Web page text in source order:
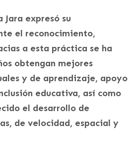
expresó su
el reconocimiento,
a esta práctica se ha
obtengan mejores
y de aprendizaje, apoyo
educativa, así como
el desarrollo de
de velocidad, espacial y